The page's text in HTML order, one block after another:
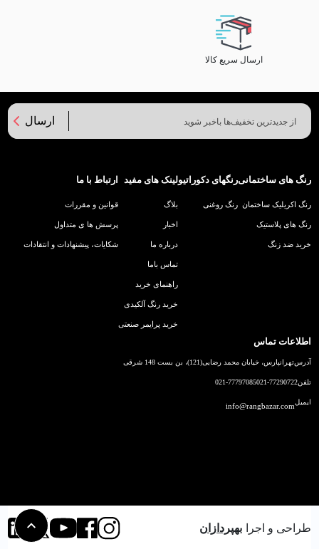
ارسال سریع کالا
ارسال
رنگ های ساختمانی
رنگ اکریلیک ساختمان
رنگ های پلاستیک
خرید ضد زنگ
رنگهای دکوراتیو
رنگ روغنی
لینک های مفید
بلاگ
اخبار
درباره ما
تماس باما
راهنمای خرید
خرید رنگ آلکیدی
خرید پرایمر صنعتی
ارتباط با ما
قوانین و مقررات
پرسش ها ی متداول
شکایات، پیشنهادات و انتقادات
اطلاعات تماس
آدرستهرانپارس، خیابان محمد رضایی(121)، بن بست 148 شرقی
تلفن021-77290722
021-77797085
ایمیلinfo@rangbazar.com
طراحی و اجرا بهپردازان